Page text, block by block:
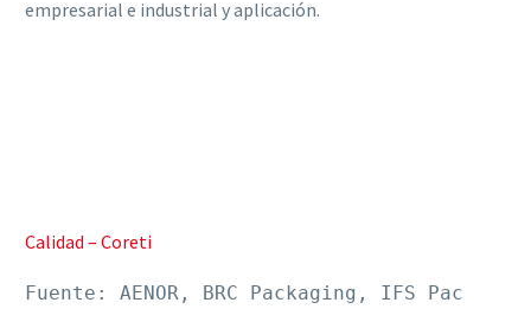
empresarial e industrial y aplicación.
Calidad – Coreti
Fuente: AENOR, BRC Packaging, IFS Pac